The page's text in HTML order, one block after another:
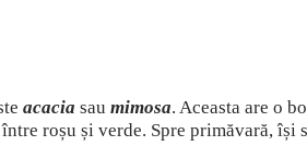
acacia sau mimosa. Aceasta are o
roșu și verde. Spre primăvară,